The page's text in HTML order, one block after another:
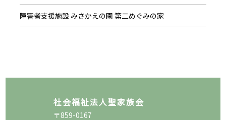
障害者支援施設 みさかえの園 第二めぐみの家
社会福祉法人聖家族会
〒859-0167